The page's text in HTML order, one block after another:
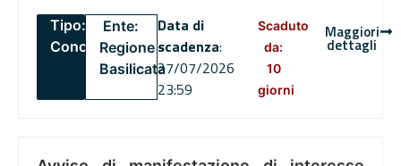
Tipo:
Concorsi
Ente:
Regione
Basilicata
Data di
scadenza:
27/07/2026
23:59
Scaduto
da:
10
giorni
Maggiori
dettagli